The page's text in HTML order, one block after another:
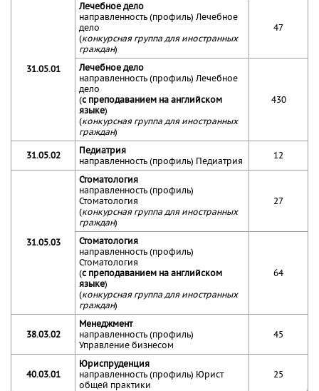
31.05.01
Лечебное дело
направленность (профиль) Лечебное
дело
(конкурсная группа для иностранных
граждан)
47
Лечебное дело
направленность (профиль) Лечебное
дело
(с преподаванием на английском
языке)
(конкурсная группа для иностранных
граждан)
430
31.05.02
Педиатрия
направленность (профиль) Педиатрия
12
31.05.03
Стоматология
направленность (профиль)
Стоматология
(конкурсная группа для иностранных
граждан)
27
Стоматология
направленность (профиль)
Стоматология
(с преподаванием на английском
языке)
(конкурсная группа для иностранных
граждан)
64
38.03.02
Менеджмент
направленность (профиль)
Управление бизнесом
45
40.03.01
Юриспруденция
направленность (профиль) Юрист
общей практики
25